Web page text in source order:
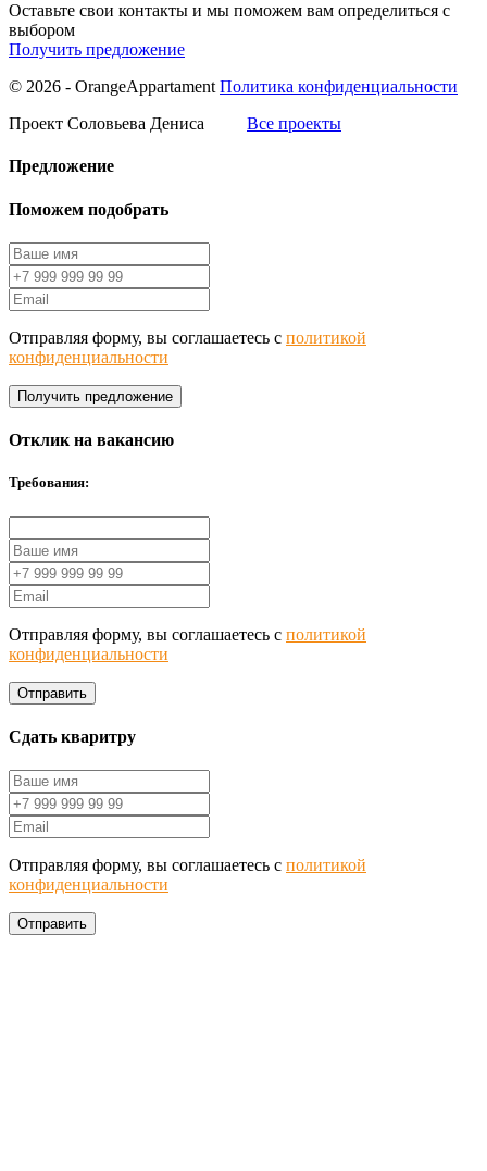
Оставьте свои контакты и мы поможем вам определиться с
выбором
Получить предложение
© 2026 - OrangeAppartament Политика конфиденциальности
Проект Соловьева Дениса
Все проекты
Предложение
Поможем подобрать
Отправляя форму, вы соглашаетесь с политикой
конфиденциальности
Получить предложение
Отклик на вакансию
Требования:
Отправляя форму, вы соглашаетесь с политикой
конфиденциальности
Отправить
Сдать кваритру
Отправляя форму, вы соглашаетесь с политикой
конфиденциальности
Отправить